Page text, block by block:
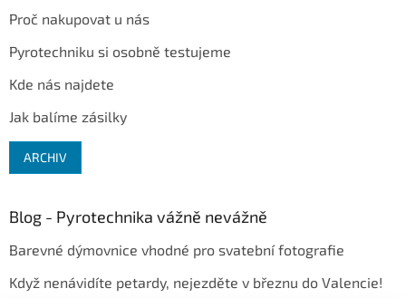
Proč nakupovat u nás
Pyrotechniku si osobně testujeme
Kde nás najdete
Jak balíme zásilky
ARCHIV
Blog - Pyrotechnika vážně nevážně
Barevné dýmovnice vhodné pro svatební fotografie
Když nenávidíte petardy, nejezděte v březnu do Valencie!